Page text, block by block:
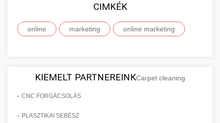
CIMKÉK
online marketing online marketing
KIEMELT PARTNEREINKCarpet cleaning
- CNC FORGÁCSOLÁS
- PLASZTIKAI SEBÉSZ